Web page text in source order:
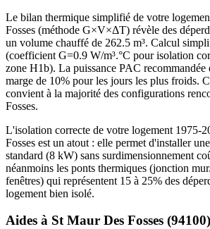
Le bilan thermique simplifié de votre
Fosses (méthode G×V×ΔT) révèle des
un volume chauffé de 262.5 m³. Calcul
(coefficient G=0.9 W/m³.°C pour isolation
zone H1b). La puissance PAC
marge de 10% pour les jours les plus froids.
convient à la majorité des configurations
Fosses.
L'isolation correcte de votre logement 1975-
Fosses est un atout : elle permet d'installer
standard (8 kW) sans surdimensionnement
néanmoins les ponts thermiques (jonction
fenêtres) qui représentent 15 à 25% des
logement bien isolé.
Aides à St Maur Des Fosses (94100)